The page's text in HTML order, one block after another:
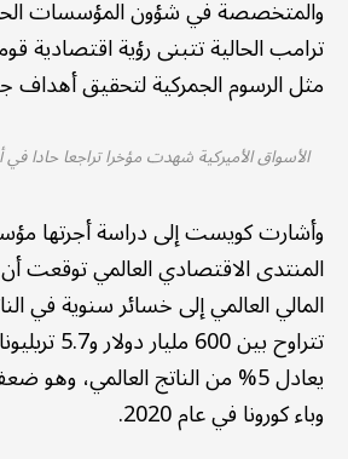
والمتخصصة في شؤون المؤسسات
ترامب الحالية تتبنى رؤية اقتصادية
مثل الرسوم الجمركية لتحقيق أهداف
الأسواق الأميركية شهدت مؤخرا تراجعا حادا
وأشارت كويست إلى دراسة أجرتها
المنتدى الاقتصادي العالمي توقعت
المالي العالمي إلى خسائر سنوية في
تتراوح بين
يعادل 5% من الناتج العالمي،
وباء كورونا في عام 2020.